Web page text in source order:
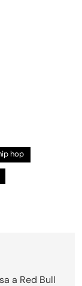
hop
a Red Bull